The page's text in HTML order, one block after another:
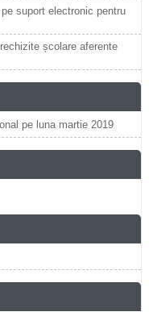
suport electronic pentru
școlare aferente
pe luna martie 2019